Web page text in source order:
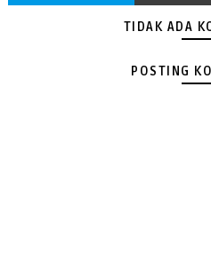
TIDAK ADA
POSTING